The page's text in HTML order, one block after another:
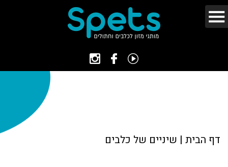
דף הבית | שיניים של כלבים